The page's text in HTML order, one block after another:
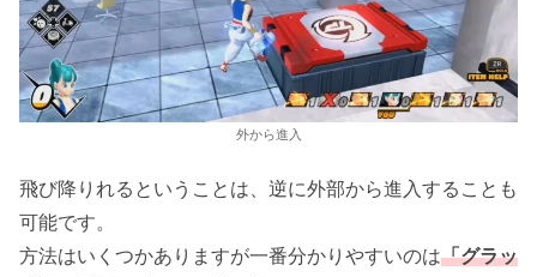
外から進入
飛び降りれるということは、逆に外部から進入することも
可能です。
方法はいくつかありますが一番分かりやすいのは「グラッ